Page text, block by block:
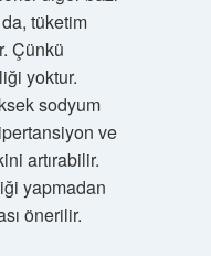
tüketim
Çünkü
yoktur.
sodyum
ve
artırabilir.
yapmadan
önerilir.